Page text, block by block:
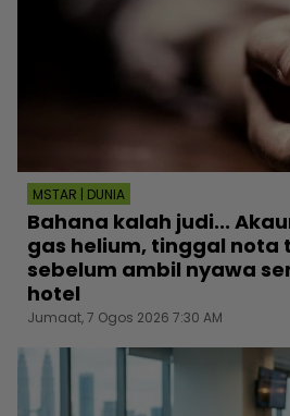
MSTAR | DUNIA
Bahana kalah judi...
gas helium, tinggal nota
sebelum ambil nyawa
hotel
Jumaat, 7 Ogos 2026 7:30 AM